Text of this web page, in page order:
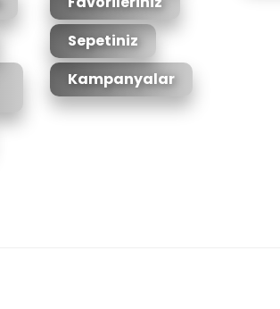
Sepetiniz
Kampanyalar